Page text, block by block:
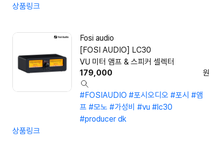
상품링크
Fosi audio
[FOSI AUDIO] LC30
VU 미터 앰프 & 스피커 셀렉터
179,000
원
#FOSIAUDIO #포시오디오 #포시 #앰
프 #모노 #가성비 #vu #lc30
#producer dk
상품링크